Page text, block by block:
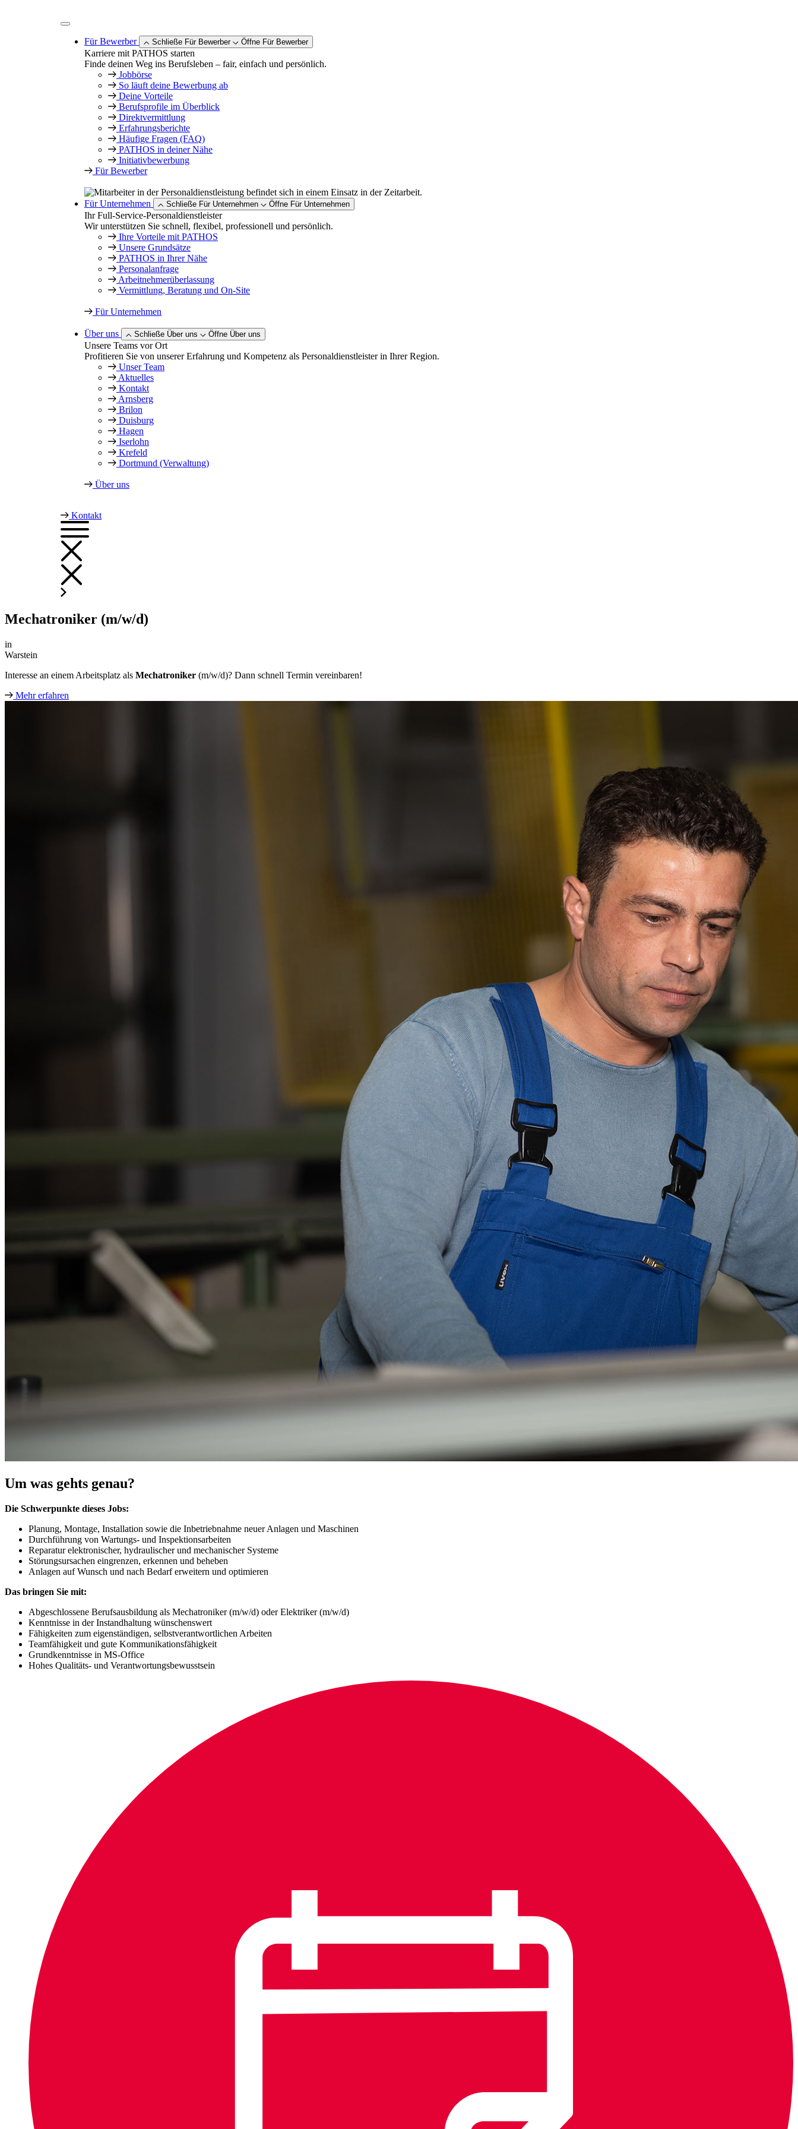
Für Bewerber
Schließe Für Bewerber Öffne Für Bewerber
Karriere mit PATHOS starten
Finde deinen Weg ins Berufsleben – fair, einfach und persönlich.
Jobbörse
So läuft deine Bewerbung ab
Deine Vorteile
Berufsprofile im Überblick
Direktvermittlung
Erfahrungsberichte
Häufige Fragen (FAQ)
PATHOS in deiner Nähe
Initiativbewerbung
Für Bewerber
Für Unternehmen Schließe Für Unternehmen Öffne Für Unternehmen
Ihr Full-Service-Personaldienstleister
Wir unterstützen Sie schnell, flexibel, professionell und persönlich.
Ihre Vorteile mit PATHOS
Unsere Grundsätze
PATHOS in Ihrer Nähe
Personalanfrage
Arbeitnehmer­überlassung
Vermittlung, Beratung und On-Site
Für Unternehmen
Über uns Schließe Über uns Öffne Über uns
Unsere Teams vor Ort
Profitieren Sie von unserer Erfahrung und Kompetenz als Personaldienstleister in Ihrer Region.
Unser Team
Aktuelles
Kontakt
Arnsberg
Brilon
Duisburg
Hagen
Iserlohn
Krefeld
Dortmund (Verwaltung)
Über uns
Kontakt
Mechatroniker (m/w/d)
in
Warstein
Interesse an einem Arbeitsplatz als Mechatroniker (m/w/d)? Dann schnell Termin vereinbaren!
Mehr erfahren
Um was gehts genau?
Die Schwerpunkte dieses Jobs:
Planung, Montage, Installation sowie die Inbetriebnahme neuer Anlagen und Maschinen
Durchführung von Wartungs- und Inspektionsarbeiten
Reparatur elektronischer, hydraulischer und mechanischer Systeme
Störungsursachen eingrenzen, erkennen und beheben
Anlagen auf Wunsch und nach Bedarf erweitern und optimieren
Das bringen Sie mit:
Abgeschlossene Berufsausbildung als Mechatroniker (m/w/d) oder Elektriker (m/w/d)
Kenntnisse in der Instandhaltung wünschenswert
Fähigkeiten zum eigenständigen, selbstverantwortlichen Arbeiten
Teamfähigkeit und gute Kommunikationsfähigkeit
Grundkenntnisse in MS-Office
Hohes Qualitäts- und Verantwortungsbewusstsein